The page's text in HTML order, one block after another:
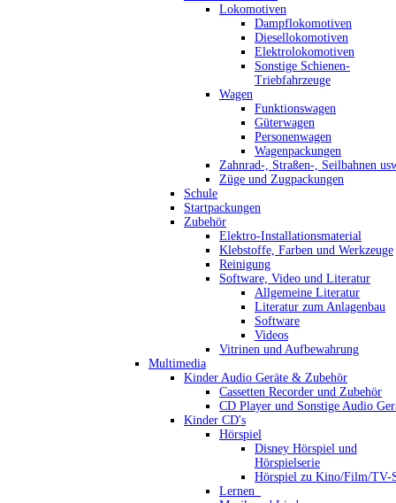
Lokomotiven
Dampflokomotiven
Diesellokomotiven
Elektrolokomotiven
Sonstige Schienen-
Triebfahrzeuge
Wagen
Funktionswagen
Güterwagen
Personenwagen
Wagenpackungen
Zahnrad-, Straßen-, Seilbahnen
Züge und Zugpackungen
Schule
Startpackungen
Zubehör
Elektro-Installationsmaterial
Klebstoffe, Farben und Werkzeuge
Reinigung
Software, Video und Literatur
Allgemeine Literatur
Literatur zum Anlagenbau
Software
Videos
Vitrinen und Aufbewahrung
Multimedia
Kinder Audio Geräte & Zubehör
Cassetten Recorder und Zubehör
CD Player und Sonstige Audio
Kinder CD's
Hörspiel
Disney Hörspiel und
Hörspielserie
Hörspiel zu Kino/Film/TV-
Lernen_